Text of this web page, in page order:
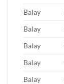
Balay
Balay
Balay
Balay
Balay